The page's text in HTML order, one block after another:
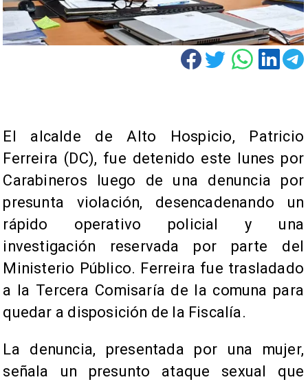
El alcalde de Alto Hospicio, Patricio
Ferreira (DC), fue detenido este lunes por
Carabineros luego de una denuncia por
presunta violación, desencadenando un
rápido operativo policial y una
investigación reservada por parte del
Ministerio Público. Ferreira fue trasladado
a la Tercera Comisaría de la comuna para
quedar a disposición de la Fiscalía.
La denuncia, presentada por una mujer,
señala un presunto ataque sexual que